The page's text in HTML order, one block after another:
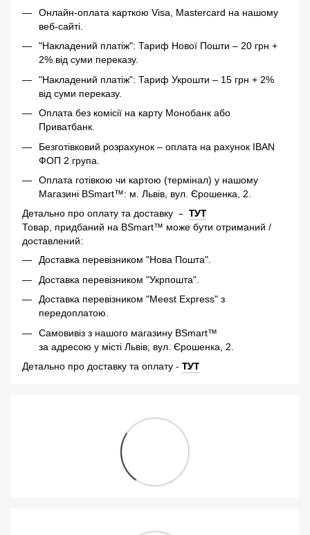
Онлайн-оплата карткою Visa, Mastercard на нашому
веб-сайті.
"Накладений платіж": Тариф Нової Пошти – 20 грн +
2% від суми переказу.
"Накладений платіж": Тариф Укрошти – 15 грн + 2%
від суми переказу.
Оплата без комісії на карту Монобанк або
Приватбанк.
Безготівковий розрахунок – оплата на рахунок IBAN
ФОП 2 група.
Оплата готівкою чи картою (термінал) у нашому
Магазині BSmart™: м. Львів, вул. Єрошенка, 2.
Детально про оплату та доставку – ТУТ
Товар, придбаний на BSmart™ може бути отриманий /
доставлений:
Доставка перевізником "Нова Пошта".
Доставка перевізником "Укрпошта".
Доставка перевізником "Meest Express" з
передоплатою.
Самовивіз з нашого магазину BSmart™
за адресою у місті Львів, вул. Єрошенка, 2.
Детально про доставку та оплату - ТУТ